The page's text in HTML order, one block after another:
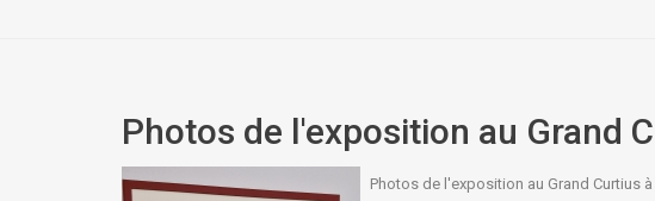
Photos de l'exposition au Grand
Photos de l'exposition au Grand Curtius